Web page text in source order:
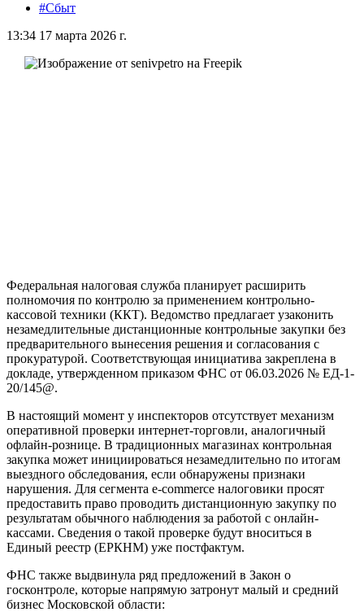
#Сбыт
13:34 17 марта 2026 г.
Федеральная налоговая служба планирует расширить
полномочия по контролю за применением контрольно-
кассовой техники (ККТ). Ведомство предлагает узаконить
незамедлительные дистанционные контрольные закупки без
предварительного вынесения решения и согласования с
прокуратурой. Соответствующая инициатива закреплена в
докладе, утвержденном приказом ФНС от 06.03.2026 № ЕД-1-
20/145@.
В настоящий момент у инспекторов отсутствует механизм
оперативной проверки интернет-торговли, аналогичный
офлайн-рознице. В традиционных магазинах контрольная
закупка может инициироваться незамедлительно по итогам
выездного обследования, если обнаружены признаки
нарушения. Для сегмента e-commerce налоговики просят
предоставить право проводить дистанционную закупку по
результатам обычного наблюдения за работой с онлайн-
кассами. Сведения о такой проверке будут вноситься в
Единый реестр (ЕРКНМ) уже постфактум.
ФНС также выдвинула ряд предложений в Закон о
госконтроле, которые напрямую затронут малый и средний
бизнес Московской области: